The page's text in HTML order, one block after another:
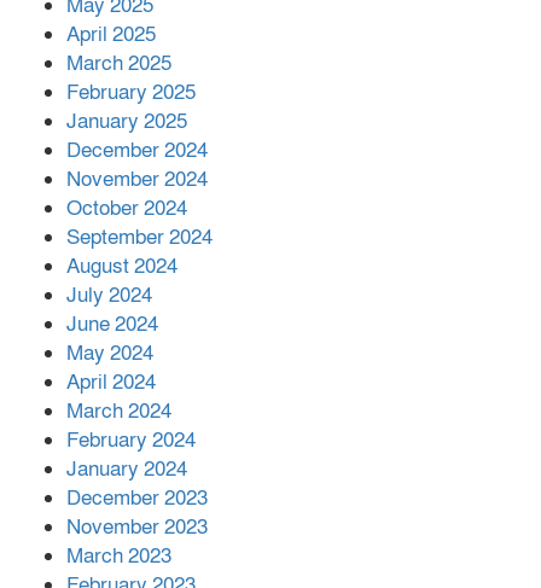
সহায়তা দিলেন সাচিং প্রু জেরী
April 2025
March 2025
February 2025
January 2025
December 2024
November 2024
October 2024
September 2024
August 2024
July 2024
June 2024
May 2024
April 2024
March 2024
February 2024
January 2024
December 2023
November 2023
March 2023